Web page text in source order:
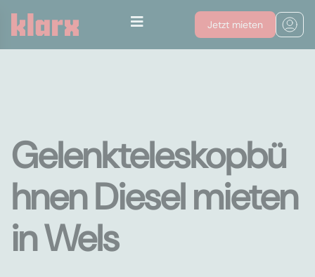
Jetzt mieten
Gelenkteleskopbü
hnen Diesel mieten
in Wels